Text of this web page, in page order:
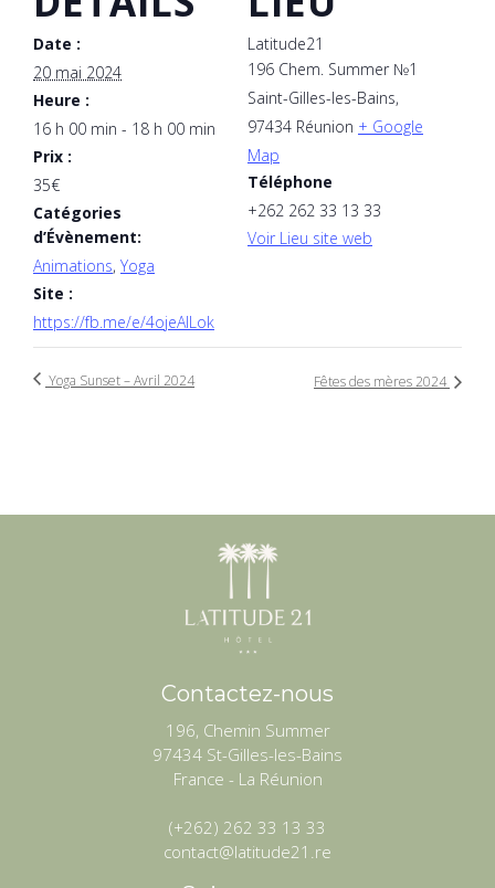
Date :
20 mai 2024
Heure :
16 h 00 min - 18 h 00 min
Prix :
35€
Catégories
d’Évènement:
Animations, Yoga
Site :
https://fb.me/e/4ojeAILok
Latitude21
196 Chem. Summer №1
Saint-Gilles-les-Bains,
97434 Réunion + Google
Map
Téléphone
+262 262 33 13 33
Voir Lieu site web
Yoga Sunset – Avril 2024 Fêtes des mères 2024
Contactez-nous
196, Chemin Summer
97434 St-Gilles-les-Bains
France - La Réunion
(+262) 262 33 13 33
contact@latitude21.re